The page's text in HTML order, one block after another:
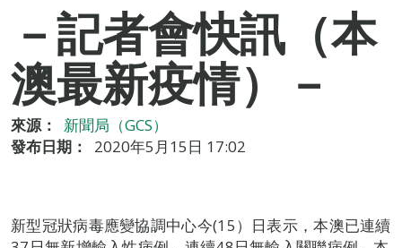
－記者會快訊（本
澳最新疫情）－
來源：
新聞局（GCS）
發布日期：
2020年5月15日 17:02
新型冠狀病毒應變協調中心今(15）日表示，本澳已連續